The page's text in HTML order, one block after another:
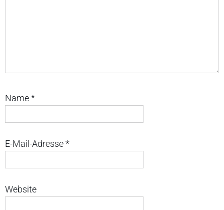
Name*
E-Mail-Adresse*
Website